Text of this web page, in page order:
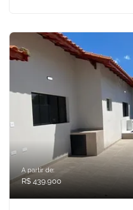
A partir de:
R$ 439.900